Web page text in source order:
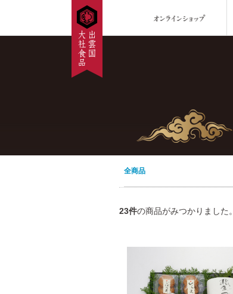
全商品
23件の商品がみつかりました。